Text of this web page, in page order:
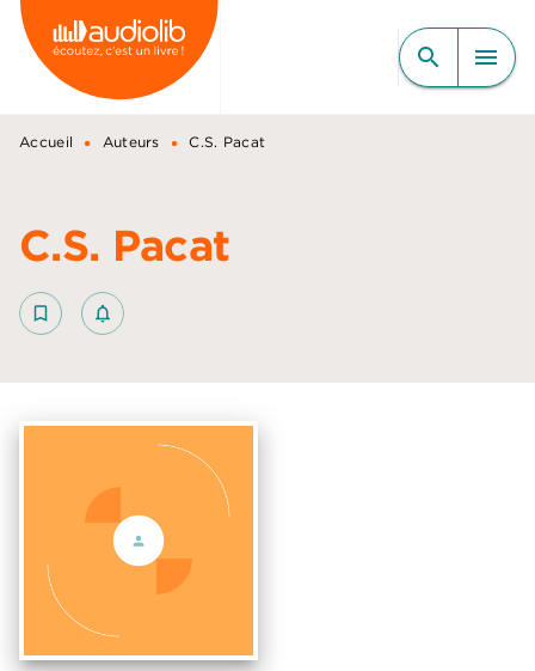
MENU RECHERCHE
CONTENU
PIED DE PAGE
search menu
Accueil • Auteurs • C.S. Pacat
C.S. Pacat
bookmark_border notifications_none_outlined